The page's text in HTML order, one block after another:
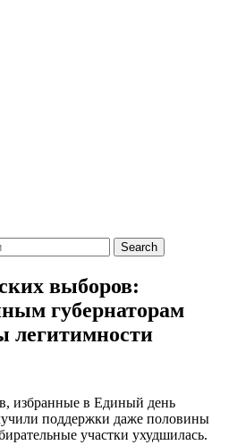
Search
выборов:
губернаторам
легитимности
избранные в Единый день
поддержки даже половины
участки ухудшилась.